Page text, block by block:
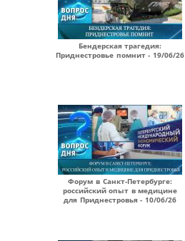
Бендерская трагедия:
Приднестровье помнит - 19/06/26
Форум в Санкт-Петербурге:
российский опыт в медицине
для Приднестровья - 10/06/26